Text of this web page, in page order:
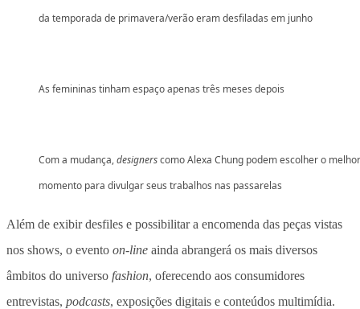
da temporada de primavera/verão eram desfiladas em junho
As femininas tinham espaço apenas três meses depois
Com a mudança,designerscomo Alexa Chung podem escolher o melhor
momento para divulgar seus trabalhos nas passarelas
Além de exibir desfiles e possibilitar a encomenda das peças vistas
nos shows, o evento on-line ainda abrangerá os mais diversos
âmbitos do universo fashion, oferecendo aos consumidores
entrevistas, podcasts, exposições digitais e conteúdos multimídia.